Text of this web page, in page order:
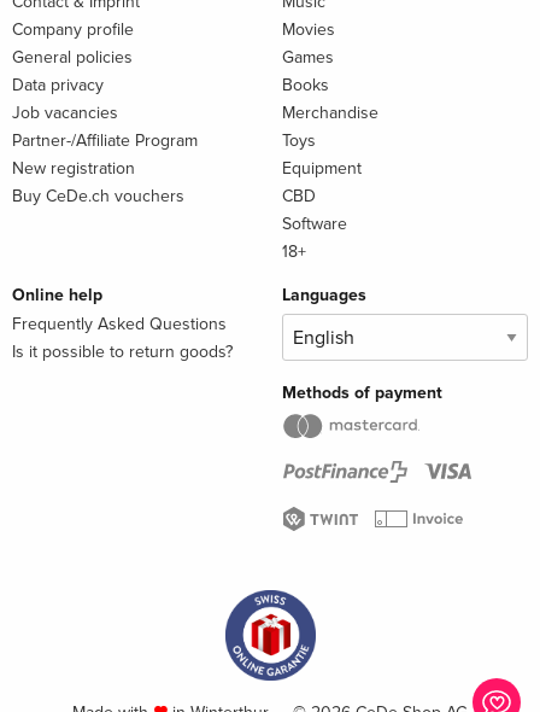
Company profile
General policies
Data privacy
Job vacancies
Partner-/Affiliate Program
New registration
Buy CeDe.ch vouchers
Movies
Games
Books
Merchandise
Toys
Equipment
CBD
Software
18+
Online help
Frequently Asked Questions
Is it possible to return goods?
Languages
Methods of payment